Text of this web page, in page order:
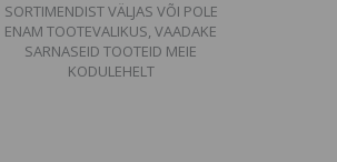
SORTIMENDIST VÄLJAS VÕI POLE
ENAM TOOTEVALIKUS, VAADAKE
SARNASEID TOOTEID MEIE
KODULEHELT